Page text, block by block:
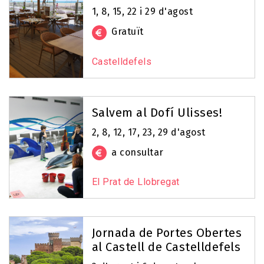
1, 8, 15, 22 i 29 d'agost
Gratuït
Castelldefels
Salvem al Dofí Ulisses!
2, 8, 12, 17, 23, 29 d'agost
a consultar
El Prat de Llobregat
Jornada de Portes Obertes
al Castell de Castelldefels